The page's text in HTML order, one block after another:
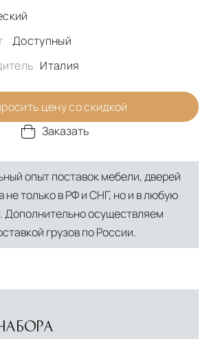
Доступный
Италия
цену со скидкой
Заказать
опыт поставок мебели, дверей
не только в РФ и СНГ, но и в любую
Дополнительно осуществляем
грузов по России.